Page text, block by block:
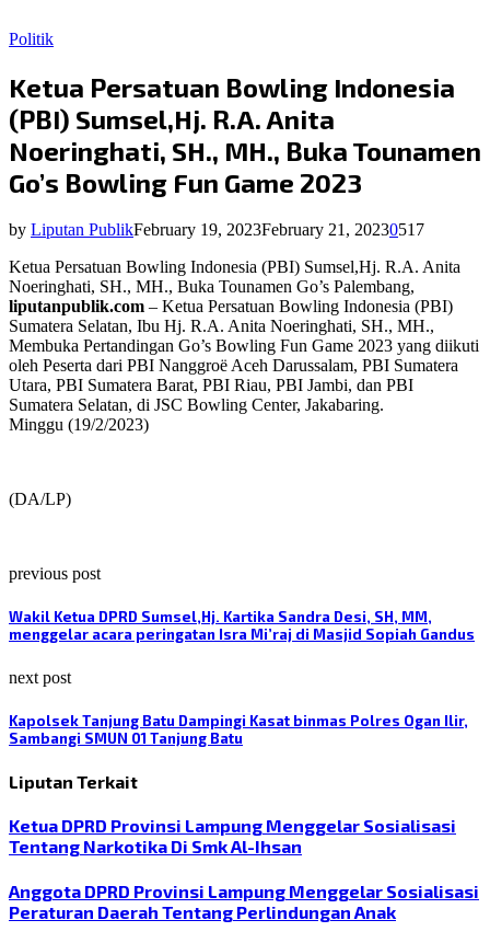
Politik
Ketua Persatuan Bowling Indonesia
(PBI) Sumsel,Hj. R.A. Anita
Noeringhati, SH., MH., Buka Tounamen
Go’s Bowling Fun Game 2023
by Liputan PublikFebruary 19, 2023February 21, 20230517
Ketua Persatuan Bowling Indonesia (PBI) Sumsel,Hj. R.A. Anita
Noeringhati, SH., MH., Buka Tounamen Go’s Palembang,
liputanpublik.com – Ketua Persatuan Bowling Indonesia (PBI)
Sumatera Selatan, Ibu Hj. R.A. Anita Noeringhati, SH., MH.,
Membuka Pertandingan Go’s Bowling Fun Game 2023 yang diikuti
oleh Peserta dari PBI Nanggroë Aceh Darussalam, PBI Sumatera
Utara, PBI Sumatera Barat, PBI Riau, PBI Jambi, dan PBI
Sumatera Selatan, di JSC Bowling Center, Jakabaring.
Minggu (19/2/2023)
(DA/LP)
previous post
Wakil Ketua DPRD Sumsel,Hj. Kartika Sandra Desi, SH, MM,
menggelar acara peringatan Isra Mi’raj di Masjid Sopiah Gandus
next post
Kapolsek Tanjung Batu Dampingi Kasat binmas Polres Ogan Ilir,
Sambangi SMUN 01 Tanjung Batu
Liputan Terkait
Ketua DPRD Provinsi Lampung Menggelar Sosialisasi
Tentang Narkotika Di Smk Al-Ihsan
Anggota DPRD Provinsi Lampung Menggelar Sosialisasi
Peraturan Daerah Tentang Perlindungan Anak